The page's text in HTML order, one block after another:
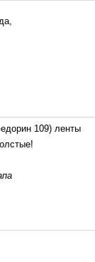
109) ленты